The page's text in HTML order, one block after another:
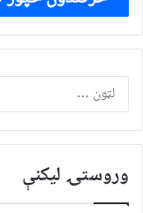
وروستۍ ليکنې